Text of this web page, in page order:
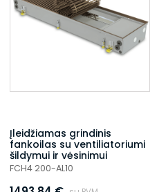
Įleidžiamas grindinis
fankoilas su ventiliatoriumi
šildymui ir vėsinimui
FCH4 200-AL10